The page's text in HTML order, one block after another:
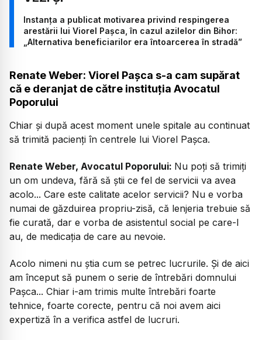
Instanța a publicat motivarea privind respingerea
arestării lui Viorel Pașca, în cazul azilelor din Bihor:
„Alternativa beneficiarilor era întoarcerea în stradă”
Renate Weber: Viorel Pașca s-a cam supărat
că e deranjat de către instituția Avocatul
Poporului
Chiar și după acest moment unele spitale au continuat
să trimită pacienți în centrele lui Viorel Pașca.
Renate Weber, Avocatul Poporului: Nu poți să trimiți
un om undeva, fără să știi ce fel de servicii va avea
acolo... Care este calitate acelor servicii? Nu e vorba
numai de găzduirea propriu-zisă, că lenjeria trebuie să
fie curată, dar e vorba de asistentul social pe care-l
au, de medicația de care au nevoie.
Acolo nimeni nu știa cum se petrec lucrurile. Și de aici
am început să punem o serie de întrebări domnului
Pașca... Chiar i-am trimis multe întrebări foarte
tehnice, foarte corecte, pentru că noi avem aici
expertiză în a verifica astfel de lucruri.